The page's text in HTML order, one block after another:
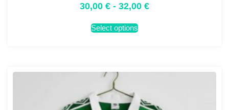
30,00 € - 32,00 €
Select options